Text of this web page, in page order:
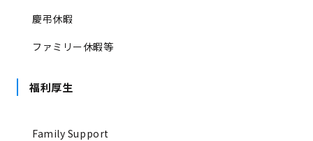
慶弔休暇
ファミリー休暇等
福利厚生
Family Support